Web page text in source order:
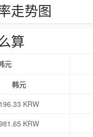
走势图
算
元
韩元
196.33 KRW
KRW